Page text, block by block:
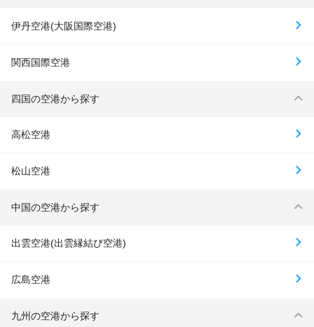
伊丹空港(大阪国際空港)
関西国際空港
四国の空港から探す
高松空港
松山空港
中国の空港から探す
出雲空港(出雲縁結び空港)
広島空港
九州の空港から探す